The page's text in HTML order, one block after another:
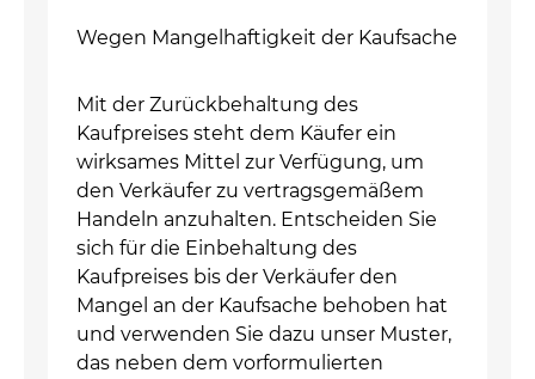
Wegen Mangelhaftigkeit der Kaufsache
Mit der Zurückbehaltung des
Kaufpreises steht dem Käufer ein
wirksames Mittel zur Verfügung, um
den Verkäufer zu vertragsgemäßem
Handeln anzuhalten. Entscheiden Sie
sich für die Einbehaltung des
Kaufpreises bis der Verkäufer den
Mangel an der Kaufsache behoben hat
und verwenden Sie dazu unser Muster,
das neben dem vorformulierten